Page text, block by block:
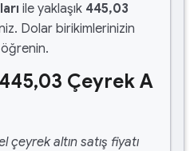
ile yaklaşık 445,03
Dolar birikimlerinizin
öğrenin.
Çeyrek A
altın satış fiyatı